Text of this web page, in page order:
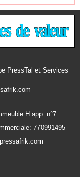
PressTal et Services
H app. n°7
770991495